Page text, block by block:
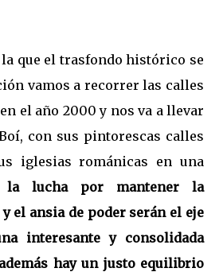
la que el trasfondo histórico se
vamos a recorrer las calles
el año 2000 y nos va a llevar
con sus pintorescas calles
iglesias románicas en una
la lucha por mantener la
el ansia de poder serán el eje
interesante y consolidada
hay un justo equilibrio